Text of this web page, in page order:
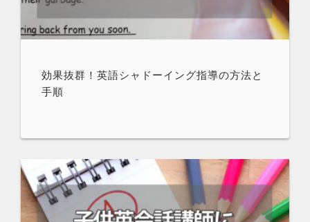
効果抜群！英語シャドーイング指導の方法と
手順